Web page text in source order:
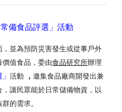
常備食品評選」活動
並為預防災害發生或從事戶外
值食品，委由食品研究所辦理
活動 ， 邀集食品廠商開發出兼
讓民眾能於日常儲備物資，以
的需求。